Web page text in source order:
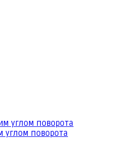
углом поворота
поворота